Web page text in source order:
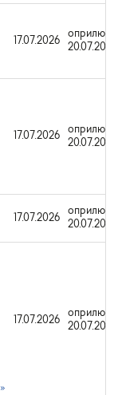
17.07.2026
20.07.2026
17.07.2026
20.07.2026
17.07.2026
20.07.2026
17.07.2026
20.07.2026